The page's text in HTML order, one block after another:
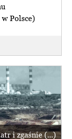
Polsce)
i zgaśnie (...)